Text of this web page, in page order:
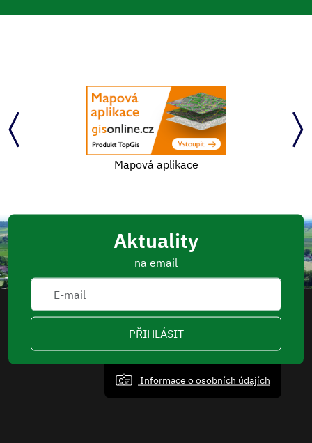
Mapová aplikace
Aktuality
na email
PŘIHLÁSIT
Informace o osobních údajích